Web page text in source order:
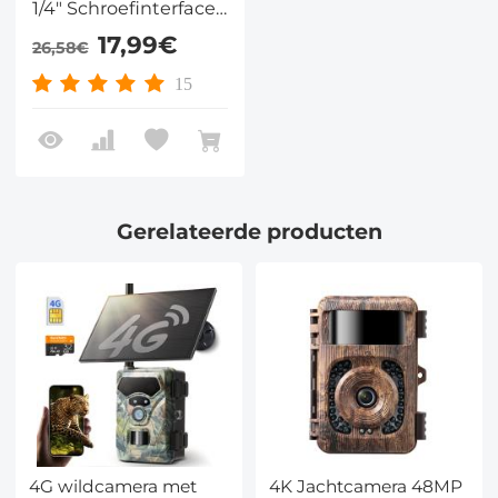
1/4" Schroefinterface
2 Pack, 360°
Verstelbare
Boommontage
Trail Camera's,
Zonnepanelen,
26,58€ 17,99€
15
Gerelateerde producten
4G wildcamera met
4K Jachtcamera 48MP